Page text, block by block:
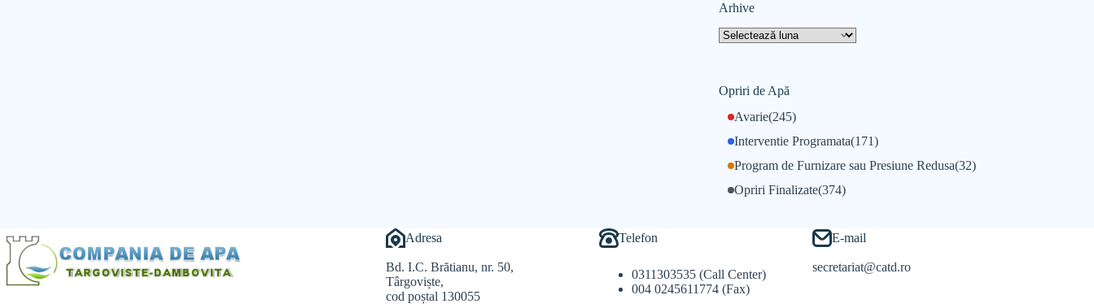
Arhive
Opriri de Apă
Avarie(245)
Interventie Programata(171)
Opriri Finalizate(374)
Program de Furnizare sau Presiune Redusa(32)
Adresa
Bd. I.C. Brătianu, nr. 50,
Târgoviște,
cod poștal 130055
Telefon
0311303535 (Call Center)
004 0245611774 (Fax)
E-mail
secretariat@catd.ro